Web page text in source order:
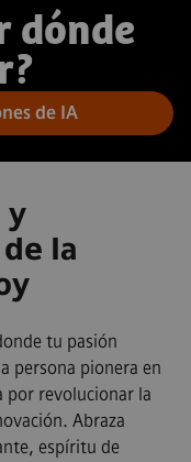
dónde
de IA
y
la
tu pasión
persona pionera en
por revolucionar la
Abraza
espíritu de